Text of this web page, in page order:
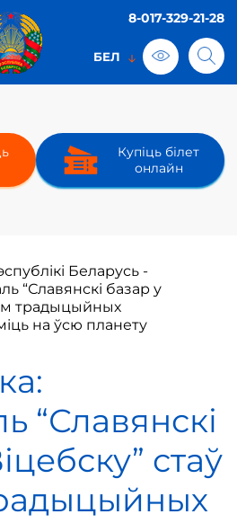
8-017-329-21-28
Купіць білет
онлайн
Беларусь -
“Славянскі базар у
традыцыйных
на ўсю планету
“Славянскі
стаў